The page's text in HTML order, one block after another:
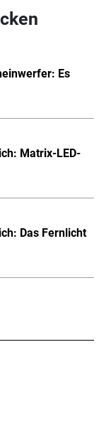
Es
Matrix-LED-
Das Fernlicht